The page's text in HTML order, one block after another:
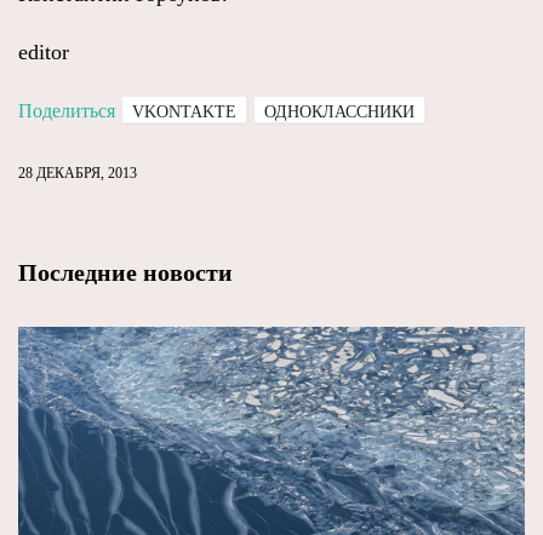
editor
Поделиться VKONTAKTE ОДНОКЛАССНИКИ
28 ДЕКАБРЯ, 2013
Последние новости